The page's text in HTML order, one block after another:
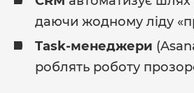
даючи жодному ліду
Task-менеджери
роблять роботу